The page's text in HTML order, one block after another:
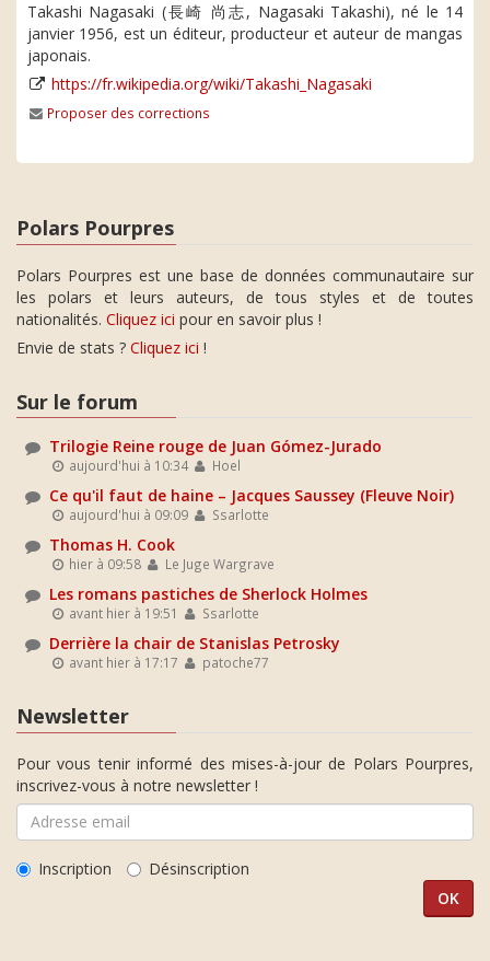
Takashi Nagasaki (長崎 尚志, Nagasaki Takashi), né le 14
janvier 1956, est un éditeur, producteur et auteur de mangas
japonais.
https://fr.wikipedia.org/wiki/Takashi_Nagasaki
Proposer des corrections
Polars Pourpres
Polars Pourpres est une base de données communautaire sur
les polars et leurs auteurs, de tous styles et de toutes
nationalités. Cliquez ici pour en savoir plus !
Envie de stats ? Cliquez ici !
Sur le forum
Trilogie Reine rouge de Juan Gómez-Jurado
aujourd'hui à 10:34 Hoel
Ce qu'il faut de haine – Jacques Saussey (Fleuve Noir)
aujourd'hui à 09:09 Ssarlotte
Thomas H. Cook
hier à 09:58 Le Juge Wargrave
Les romans pastiches de Sherlock Holmes
avant hier à 19:51 Ssarlotte
Derrière la chair de Stanislas Petrosky
avant hier à 17:17 patoche77
Newsletter
Pour vous tenir informé des mises-à-jour de Polars Pourpres,
inscrivez-vous à notre newsletter !
Inscription Désinscription